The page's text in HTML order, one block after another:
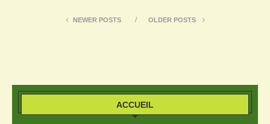
NEWER POSTS OLDER POSTS
ACCUEIL